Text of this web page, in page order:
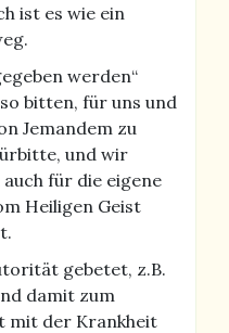
ist es wie ein
werden“
bitten, für uns und
Jemandem zu
und wir
für die eigene
Heiligen Geist
gebetet, z.B.
damit zum
mit der Krankheit